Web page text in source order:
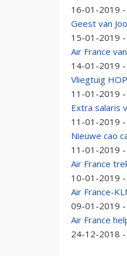
16-01-2019 -
Geest van
15-01-2019 -
Air France
14-01-2019 -
Vliegtuig
11-01-2019 -
Extra salaris
11-01-2019 -
Nieuwe cao
11-01-2019 -
Air France
10-01-2019 -
Air France-
09-01-2019 -
Air France
24-12-2018 -